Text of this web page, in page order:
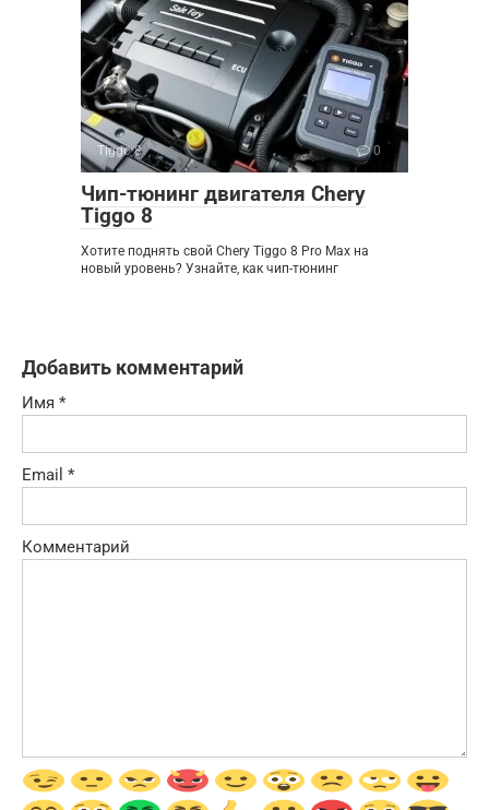
Tiggo 8 0
Чип-тюнинг двигателя Chery
Tiggo 8
Хотите поднять свой Chery Tiggo 8 Pro Max на
новый уровень? Узнайте, как чип-тюнинг
Добавить комментарий
Имя *
Email *
Комментарий